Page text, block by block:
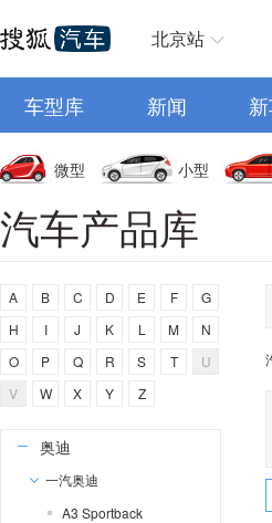
北京站
车型库 新闻
微型 小型
汽车产品库
A B C D E F
G
H
I J K L M
N
O
P Q R S T
U
V
W X Y Z
奥迪
一汽奥迪
A3 Sportback